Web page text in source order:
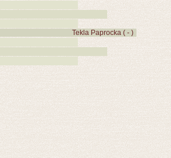
Tekla Paprocka ( - )